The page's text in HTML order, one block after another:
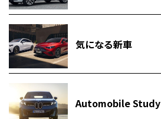
気になる新車
Automobile Study